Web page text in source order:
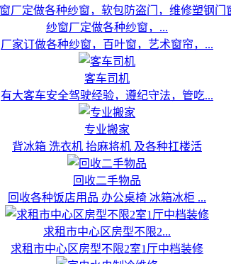
纱窗厂定做各种纱窗，...
厂家订做各种纱窗，百叶窗，艺术窗帘，...
客车司机
有大客车安全驾驶经验，遵纪守法，管吃...
专业搬家
背冰箱 洗衣机 抬麻将机 及各种扛楼活
回收二手物品
回收各种饭店用品 办公桌椅 冰箱冰柜 ...
求租市中心区房型不限2...
求租市中心区房型不限2室1厅中档装修